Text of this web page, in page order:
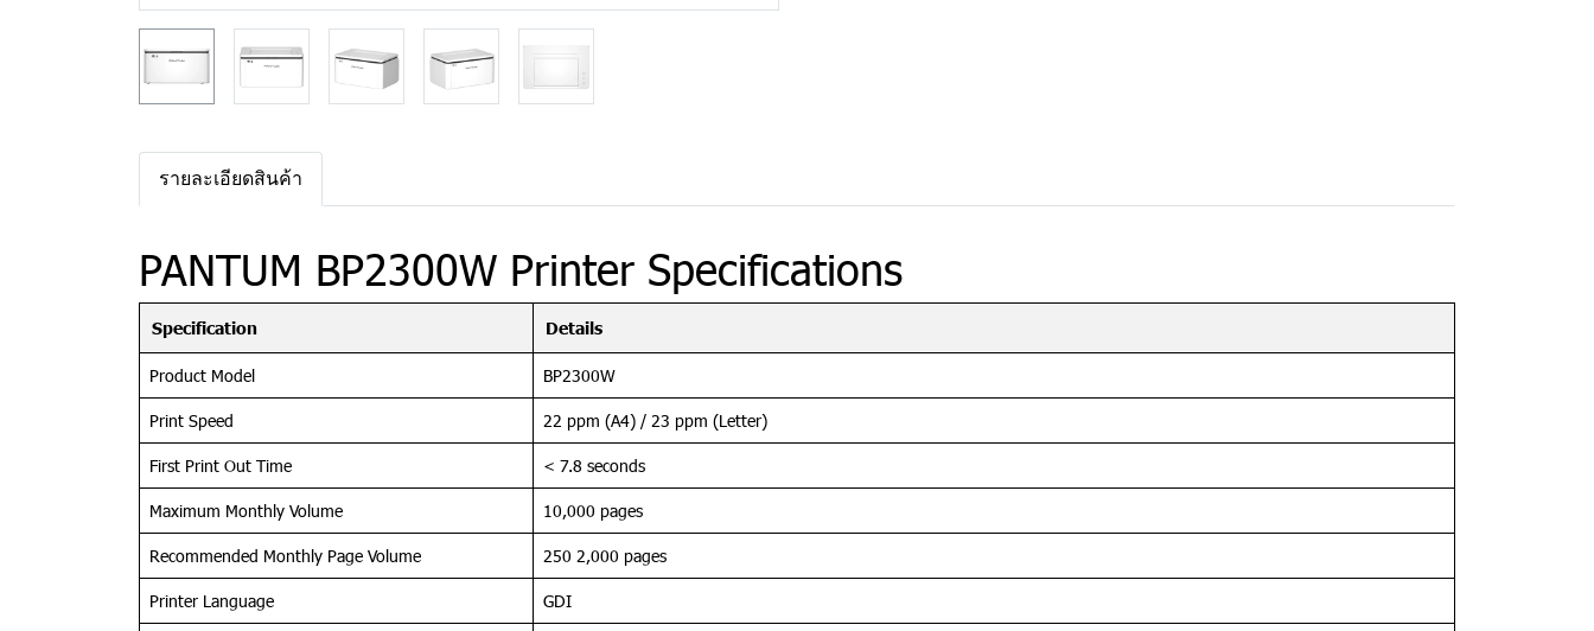
รายละเอียดสินค้า
PANTUM BP2300W Printer Specifications
Specification Details
Product Model
BP2300W
Print Speed
22 ppm (A4) / 23 ppm (Letter)
First Print Out Time
< 7.8 seconds
Maximum Monthly Volume
10,000 pages
Recommended Monthly Page Volume
250 2,000 pages
Printer Language
GDI